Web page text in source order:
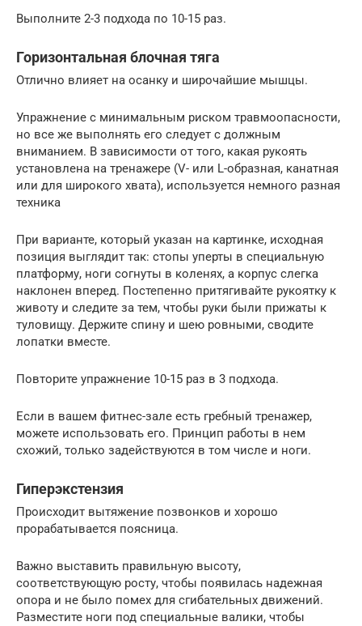
Выполните 2-3 подхода по 10-15 раз.
Горизонтальная блочная тяга
Отлично влияет на осанку и широчайшие мышцы.
Упражнение с минимальным риском травмоопасности,
но все же выполнять его следует с должным
вниманием. В зависимости от того, какая рукоять
установлена на тренажере (V- или L-образная, канатная
или для широкого хвата), используется немного разная
техника
При варианте, который указан на картинке, исходная
позиция выглядит так: стопы уперты в специальную
платформу, ноги согнуты в коленях, а корпус слегка
наклонен вперед. Постепенно притягивайте рукоятку к
животу и следите за тем, чтобы руки были прижаты к
туловищу. Держите спину и шею ровными, сводите
лопатки вместе.
Повторите упражнение 10-15 раз в 3 подхода.
Если в вашем фитнес-зале есть гребный тренажер,
можете использовать его. Принцип работы в нем
схожий, только задействуются в том числе и ноги.
Гиперэкстензия
Происходит вытяжение позвонков и хорошо
прорабатывается поясница.
Важно выставить правильную высоту,
соответствующую росту, чтобы появилась надежная
опора и не было помех для сгибательных движений.
Разместите ноги под специальные валики, чтобы